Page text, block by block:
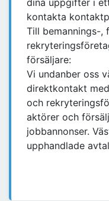
dina uppgifter i
kontakta
Till bemannings-,
försäljare:
Vi undanber oss
direktkontakt
och
aktörer och
jobbannonser.
upphandlade